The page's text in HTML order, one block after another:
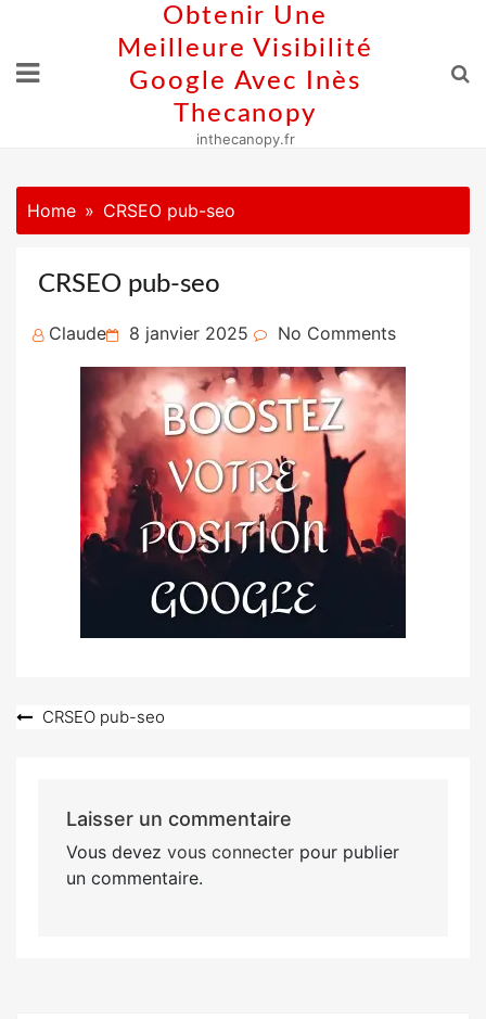
content
Obtenir Une
Meilleure Visibilité
Google Avec Inès
Thecanopy
inthecanopy.fr
Home CRSEO pub-seo
CRSEO pub-seo
Claude Posted
on
8 janvier 2025 No Comments
Navigation
CRSEO pub-seo
Laisser un commentaire
Vous devez vous connecterpour publier
un commentaire.